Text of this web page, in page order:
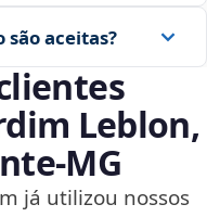
aceitas?
Leblon,
já utilizou nossos